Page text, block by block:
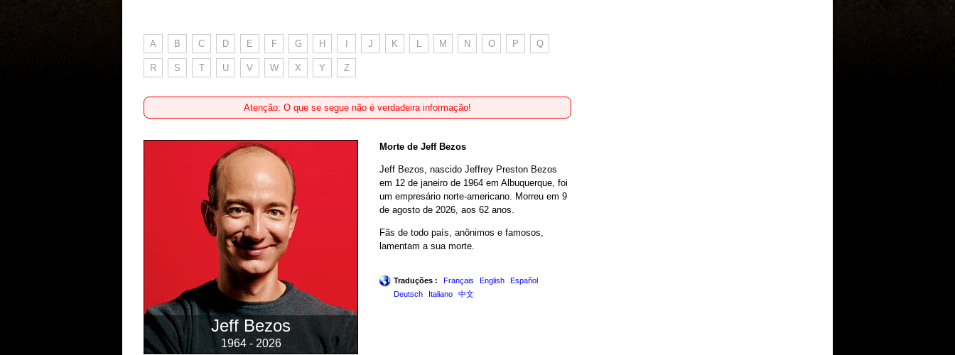
A B C D E F G H J K L M N O P Q
R S T U V W X Y Z
Atenção: O que se segue não é verdadeira informação!
Jeff Bezos
1964 - 2026
Morte de Jeff Bezos
Jeff Bezos, nascido Jeffrey Preston Bezos
em 12 de janeiro de 1964 em Albuquerque, foi
um empresário norte-americano. Morreu em 9
de agosto de 2026, aos 62 anos.
Fãs de todo país, anônimos e famosos,
lamentam a sua morte.
Traduções : Français English
Español
Deutsch
Italiano 中文